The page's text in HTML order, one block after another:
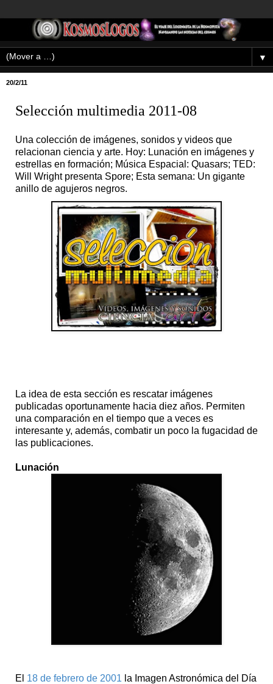
▼
20/2/11
Selección multimedia 2011-08
Una colección de imágenes, sonidos y videos que
relacionan ciencia y arte. Hoy: Lunación en imágenes y
estrellas en formación; Música Espacial: Quasars; TED:
Will Wright presenta Spore; Esta semana: Un gigante
anillo de agujeros negros.
La idea de esta sección es rescatar imágenes
publicadas oportunamente hacia diez años. Permiten
una comparación en el tiempo que a veces es
interesante y, además, combatir un poco la fugacidad de
las publicaciones.
Lunación
El 18 de febrero de 2001 la Imagen Astronómica del Día